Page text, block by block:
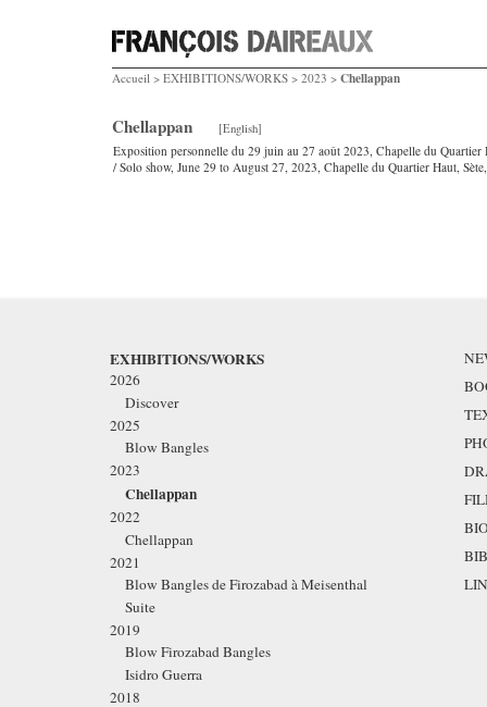
Accueil > EXHIBITIONS/WORKS> 2023 > Chellappan
Chellappan [English]
Exposition personnelle du 29 juin au 27 août 2023, Chapelle du Quartier
/ Solo show, June 29 to August 27, 2023, Chapelle du Quartier Haut,
EXHIBITIONS/WORKS
2026
Discover
2025
Blow Bangles
2023
Chellappan
2022
Chellappan
2021
Blow Bangles de Firozabad à Meisenthal
Suite
2019
Blow Firozabad Bangles
Isidro Guerra
2018